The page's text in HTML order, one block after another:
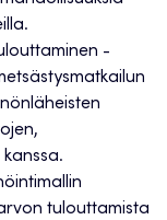
-
tulouttamista